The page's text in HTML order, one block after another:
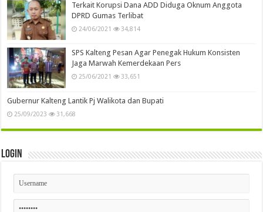
Terkait Korupsi Dana ADD Diduga Oknum Anggota
DPRD Gumas Terlibat
24/06/2021 34,814
SPS Kalteng Pesan Agar Penegak Hukum Konsisten
Jaga Marwah Kemerdekaan Pers
25/06/2021 33,651
Gubernur Kalteng Lantik Pj Walikota dan Bupati
25/09/2023 31,668
Login